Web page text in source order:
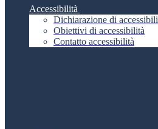
Accessibilità
Dichiarazione di
Obiettivi di accessibilità
Contatto accessibilità